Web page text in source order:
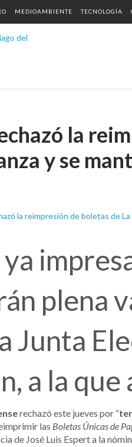
MEDIOAMBIENTE TECNOLOGÍA
la
y se
ya
plena
Junta
a la que
rechazó este jueves por “
las Boletas Únicas de
de José Luis Espert a la